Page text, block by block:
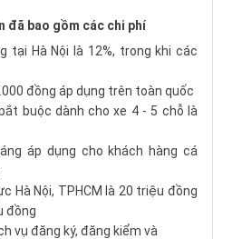
đã bao gồm các chi phí
tại Hà Nội là 12%, trong khi các
đồng áp dụng trên toàn quốc
buộc dành cho xe 4 - 5 chỗ là
áp dụng cho khách hàng cá
Hà Nội, TPHCM là 20 triệu đồng
đồng
vụ đăng ký, đăng kiểm và